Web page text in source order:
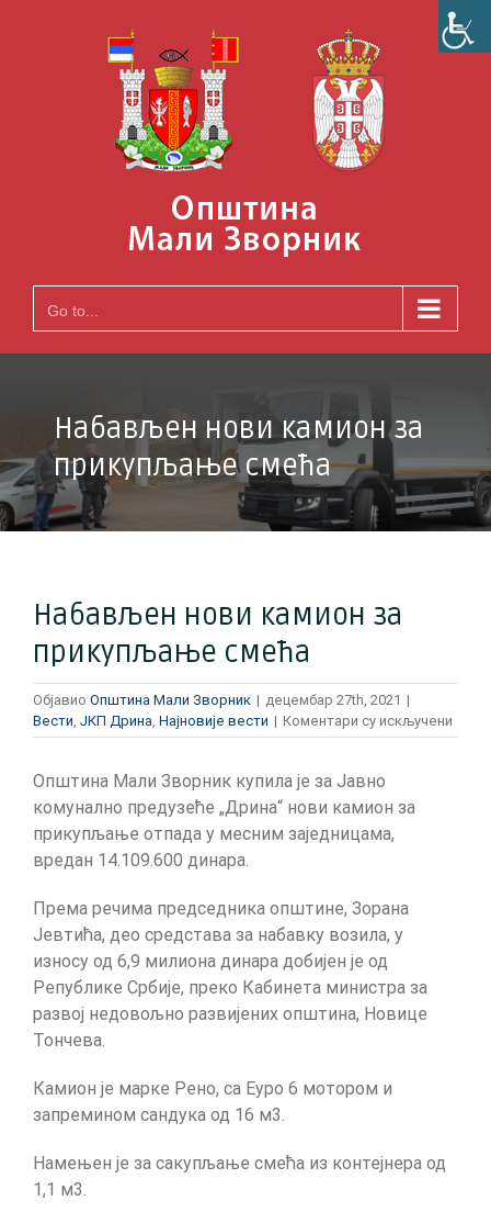
Go to...
Набављен нови камион за
прикупљање смећа
Набављен нови камион за
прикупљање смећа
Објавио Општина Мали Зворник | децембар 27th, 2021 |
Вести ЈКП Дрина Најновије вести | Коментари су искључени
Општина Мали Зворник купила је за Јавно
комунално предузеће „Дрина“ нови камион за
прикупљање отпада у месним заједницама,
вредан 14.109.600 динара.
Према речима председника општине, Зорана
Јевтића, део средстава за набавку возила, у
износу од 6,9 милиона динара добијен је од
Републике Србије, преко Кабинета министра за
развој недовољно развијених општина, Новице
Тончева.
Камион је марке Рено, са Еуро 6 мотором и
запремином сандука од 16 м3.
Намењен је за сакупљање смећа из контејнера од
1,1 м3.